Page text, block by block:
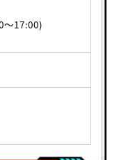
〜17:00)